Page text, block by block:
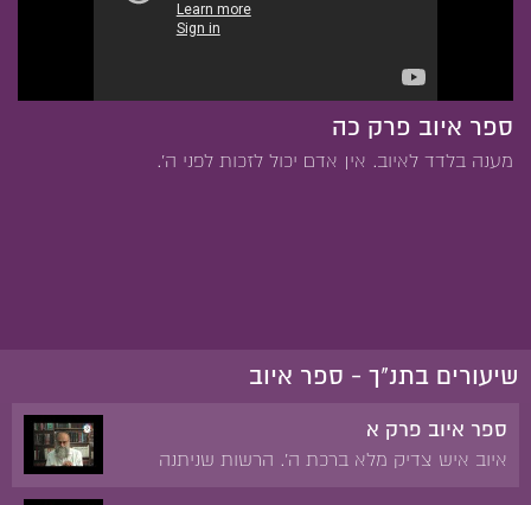
ספר איוב פרק כה
מענה בלדד לאיוב. אין אדם יכול לזכות לפני ה'.
שיעורים בתנ"ך - ספר איוב
ספר איוב פרק א
איוב איש צדיק מלא ברכת ה'. הרשות שניתנה